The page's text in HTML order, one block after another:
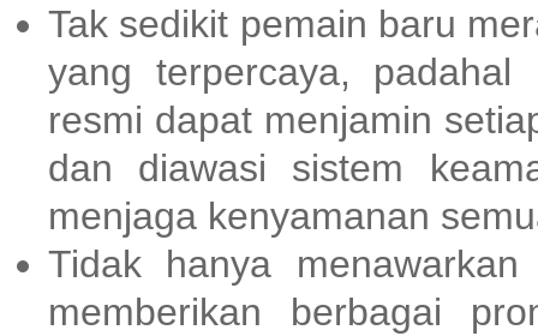
Tak sedikit pemain baru
yang terpercaya,
resmi dapat menjamin
dan diawasi sistem
menjaga kenyamanan
Tidak hanya
memberikan berbagai